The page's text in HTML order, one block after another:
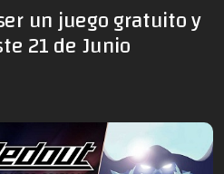
un juego gratuito y
21 de Junio